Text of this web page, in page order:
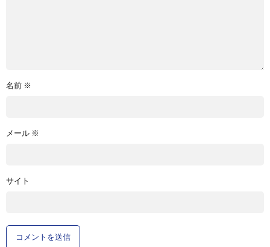
名前 ※
メール ※
サイト